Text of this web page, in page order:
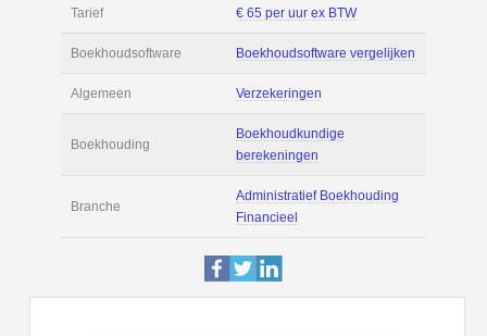
Filmpjes
Prijsopgave
Salaris
Tarief € 65 per uur ex
Boekhoudsoftware